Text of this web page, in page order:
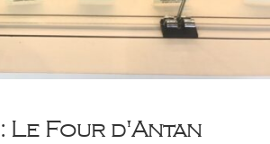
Le Four d'Antan